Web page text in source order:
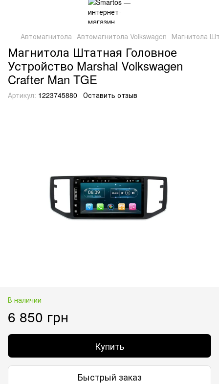
Автомагнитола Автомагнитола Volkswagen Магнитола
Магнитола Штатная Головное
Устройство Marshal Volkswagen
Crafter Man TGE
Артикул: 1223745880 Оставить отзыв
В наличии
6 850 грн
Купить
Быстрый заказ